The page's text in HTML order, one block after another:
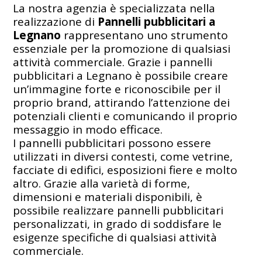
La nostra agenzia è specializzata nella
realizzazione di Pannelli pubblicitari a
Legnano rappresentano uno strumento
essenziale per la promozione di qualsiasi
attività commerciale. Grazie i pannelli
pubblicitari a Legnano è possibile creare
un’immagine forte e riconoscibile per il
proprio brand, attirando l’attenzione dei
potenziali clienti e comunicando il proprio
messaggio in modo efficace.
I pannelli pubblicitari possono essere
utilizzati in diversi contesti, come vetrine,
facciate di edifici, esposizioni fiere e molto
altro. Grazie alla varietà di forme,
dimensioni e materiali disponibili, è
possibile realizzare pannelli pubblicitari
personalizzati, in grado di soddisfare le
esigenze specifiche di qualsiasi attività
commerciale.